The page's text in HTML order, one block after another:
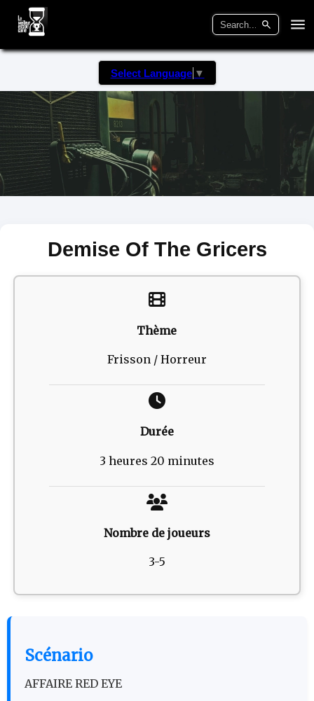
Select Language ▼
Demise Of The Gricers
Thème
Frisson / Horreur
Durée
3 heures 20 minutes
Nombre de joueurs
3-5
Scénario
AFFAIRE RED EYE